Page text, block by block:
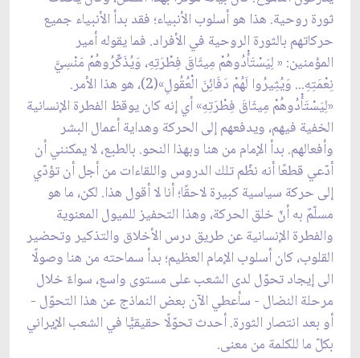
ثورة روحية. هذا هو أسلوب الأنبياء؛ فقد بدأ الأنبياء جميع
حركاتهم بالثورة الروحية في الأفراد. فما يقوله أمير
المؤمنين: « لِيَسْتَأْدُوهُمْ مِيثَاقَ فِطْرَتِهِ، وَيُذَكِّرُوهُمْ مَنْسِيَّ
نِعْمَتِهِ... وَيُثِيرُوا لَهُمْ دَفَائِنَ الْعُقُولِ»(2)، هو هذا الأمر.
«لِيَسْتَأْدُوهُمْ مِيثَاقَ فِطْرَتِهِ» أي إنه كان يوقظ الفطرة الإنسانية
الخفية فيهم، ويدفعهم إلى الحركة وهداية أعمال البشر
وأفعالهم. بدأ الإمام من هنا وبهذا النحو. بالطبع، لا يمكنني أن
أدّعي قطعًا أنه نظّم تلك الدروس واللقاءات من أجل أن تؤدّي
إلى حركة سياسية كبيرة لاحقًا؛ أنا لا أقول هذا. لكن، ما هو
مسلّمٌ به أنّ خلق الحركة، وهذا التحفيز للميول المعنوية
والفطرة الإنسانية عن طريق درس الأخلاق والتذكير وتحضير
القلوب، كان أسلوب الإمام العظيم؛ بدأ سماحته من هنا وصولًا
الى إيجاد تحوّل لدى الشعب على مستوى واسع، سواءٌ خلال
مرحلة النضال - سأعطي الآن بعض النماذج عن هذا التحوّل -
أو بعد انتصار الثورة. أحدث تحوّلًا حقيقيًّا في الشعب الإيراني
بكلّ ما للكلمة من معنى.